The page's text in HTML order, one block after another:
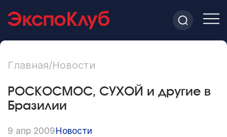
Главная/Новости
РОСКОСМОС, СУХОЙ и другие в
Бразилии
9 апр 2009Новости